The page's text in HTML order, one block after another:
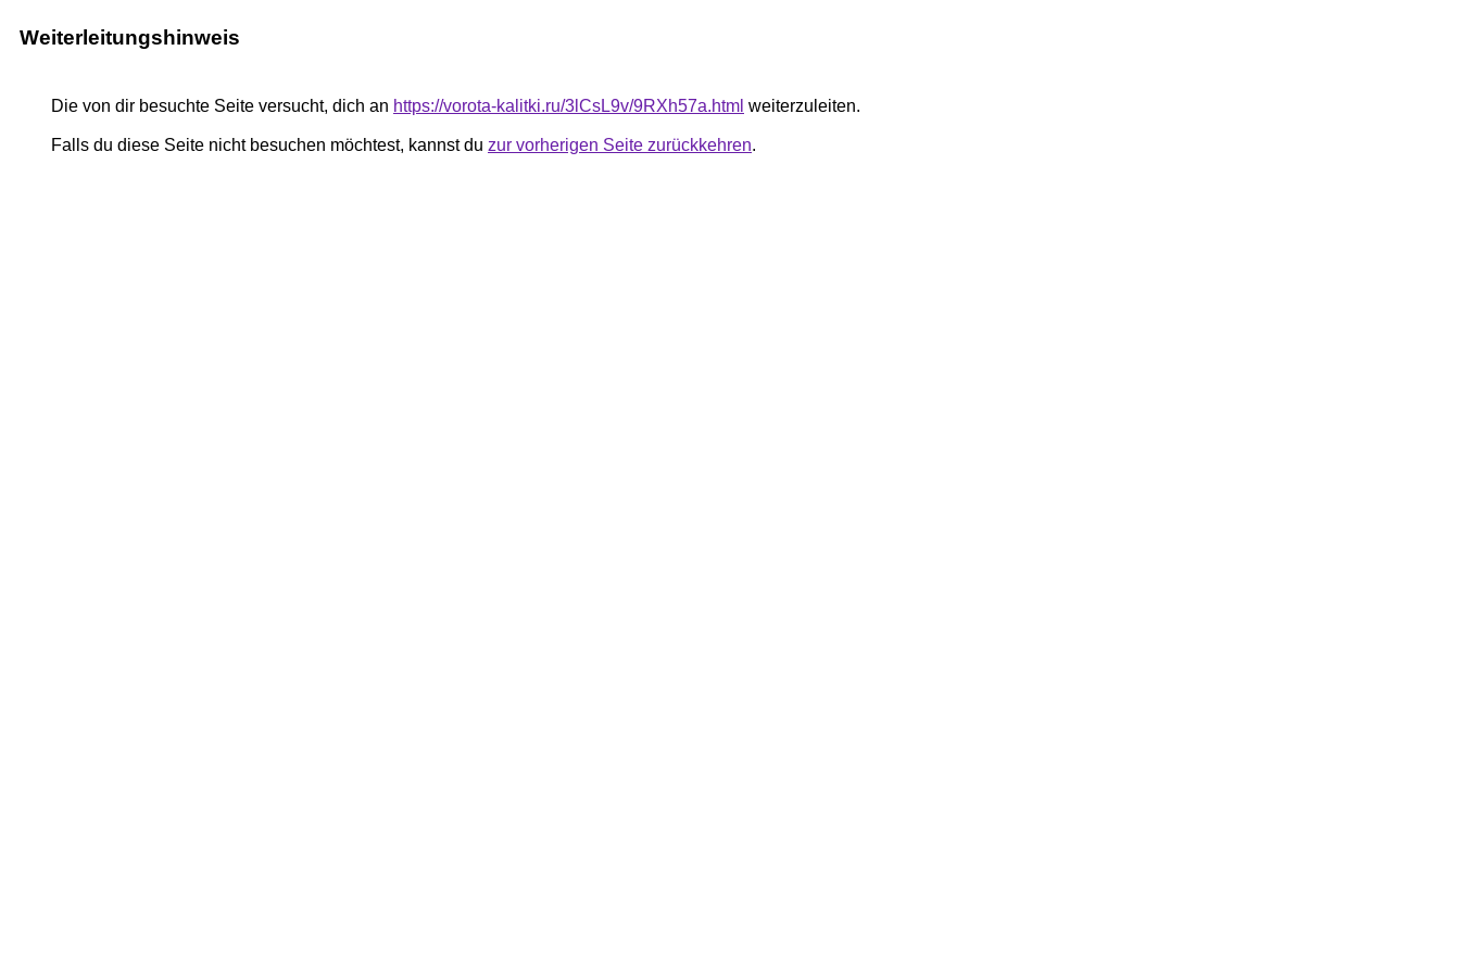
Weiterleitungshinweis
Die von dir besuchte Seite versucht, dich an https://vorota-kalitki.ru/3lCsL9v/9RXh57a.html weiterzuleiten.
Falls du diese Seite nicht besuchen möchtest, kannst du zur vorherigen Seite zurückkehren.